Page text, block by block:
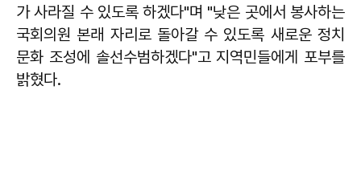
가 사라질 수 있도록 하겠다"며 "낮은 곳에서 봉사하는
국회의원 본래 자리로 돌아갈 수 있도록 새로운 정치
문화 조성에 솔선수범하겠다"고 지역민들에게 포부를
밝혔다.